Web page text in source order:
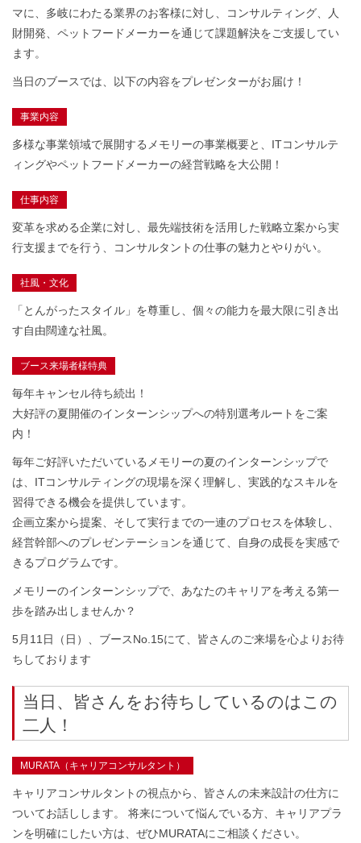
マに、多岐にわたる業界のお客様に対し、コンサルティング、人
財開発、ペットフードメーカーを通じて課題解決をご支援してい
ます。
当日のブースでは、以下の内容をプレゼンターがお届け！
事業内容
多様な事業領域で展開するメモリーの事業概要と、ITコンサルテ
ィングやペットフードメーカーの経営戦略を大公開！
仕事内容
変革を求める企業に対し、最先端技術を活用した戦略立案から実
行支援までを行う、コンサルタントの仕事の魅力とやりがい。
社風・文化
「とんがったスタイル」を尊重し、個々の能力を最大限に引き出
す自由闊達な社風。
ブース来場者様特典
毎年キャンセル待ち続出！
大好評の夏開催のインターンシップへの特別選考ルートをご案
内！
毎年ご好評いただいているメモリーの夏のインターンシップで
は、ITコンサルティングの現場を深く理解し、実践的なスキルを
習得できる機会を提供しています。
企画立案から提案、そして実行までの一連のプロセスを体験し、
経営幹部へのプレゼンテーションを通じて、自身の成長を実感で
きるプログラムです。
メモリーのインターンシップで、あなたのキャリアを考える第一
歩を踏み出しませんか？
5月11日（日）、ブースNo.15にて、皆さんのご来場を心よりお待
ちしております
当日、皆さんをお待ちしているのはこの
二人！
MURATA（キャリアコンサルタント）
キャリアコンサルタントの視点から、皆さんの未来設計の仕方に
ついてお話しします。 将来について悩んでいる方、キャリアプラ
ンを明確にしたい方は、ぜひMURATAにご相談ください。